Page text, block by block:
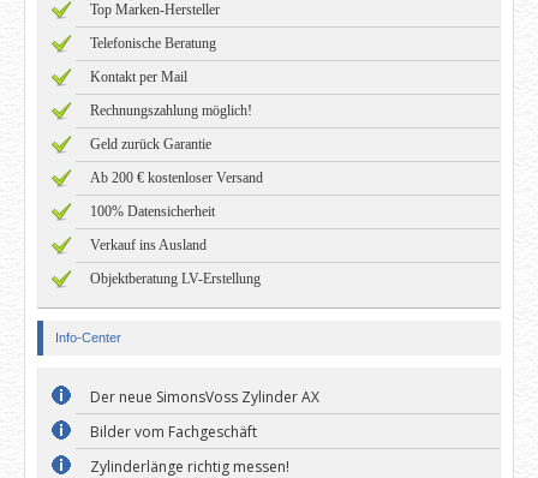
Top Marken-Hersteller
Telefonische Beratung
Kontakt per Mail
Rechnungszahlung möglich!
Geld zurück Garantie
Ab 200 € kostenloser Versand
100% Datensicherheit
Verkauf ins Ausland
Objektberatung LV-Erstellung
Info-Center
Der neue SimonsVoss Zylinder AX
Bilder vom Fachgeschäft
Zylinderlänge richtig messen!